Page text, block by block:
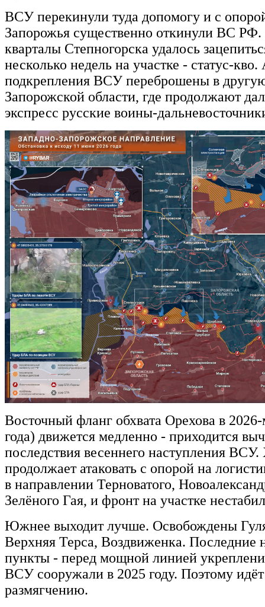
ВСУ перекинули туда допомогу и с
Запорожья существенно откинули ВС
кварталы Степногорска удалось
несколько недель на участке - статус-кво.
подкрепления ВСУ переброшены в
Запорожской области, где продолжают
экспресс русские воины-
Восточный фланг обхвата Орехова в
года) движется медленно - приходится
последствия весеннего наступления ВСУ.
продолжает атаковать с опорой на
в направлении Терноватого,
Зелёного Гая, и фронт на участке
Южнее выходит лучше. Освобождены
Верхняя Терса, Воздвиженка. Последние
пункты - перед мощной линией
ВСУ сооружали в 2025 году. Поэтому идёт
размягчению.